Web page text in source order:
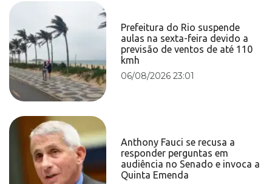
Prefeitura do Rio suspende
aulas na sexta-feira devido a
previsão de ventos de até 110
kmh
06/08/2026 23:01
Anthony Fauci se recusa a
responder perguntas em
audiência no Senado e invoca a
Quinta Emenda